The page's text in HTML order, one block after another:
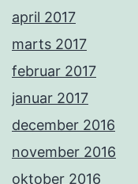
april 2017
marts 2017
februar 2017
januar 2017
december 2016
november 2016
oktober 2016